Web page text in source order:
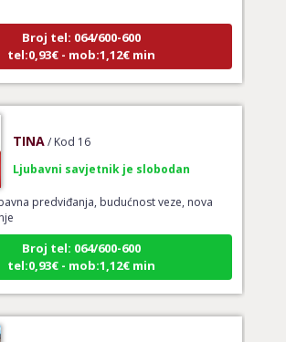
tel:0,93€ - mob:1,12€ min
Ljubavni savjetnik je slobodan
predviđanja, budućnost veze, nova
tel:0,93€ - mob:1,12€ min